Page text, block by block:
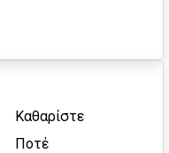
Καθαρίστε
Ποτέ